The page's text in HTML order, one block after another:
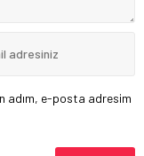
adım, e-posta adresim